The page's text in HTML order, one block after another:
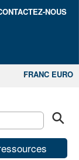
NOUS
FRANC EURO